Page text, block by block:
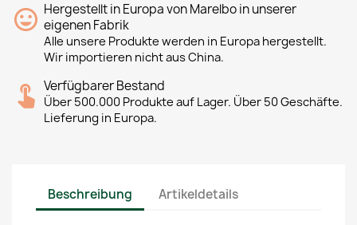
Hergestellt in Europa von Marelbo in unserer
eigenen Fabrik
Alle unsere Produkte werden in Europa hergestellt.
Wir importieren nicht aus China.
Verfügbarer Bestand
Über 500.000 Produkte auf Lager. Über 50 Geschäfte.
Lieferung in Europa.
Beschreibung Artikeldetails